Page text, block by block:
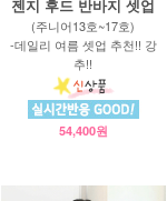
젠지 후드 반바지 셋업
(주니어13호~17호)
-데일리 여름 셋업 추천!! 강
추!!
54,400원